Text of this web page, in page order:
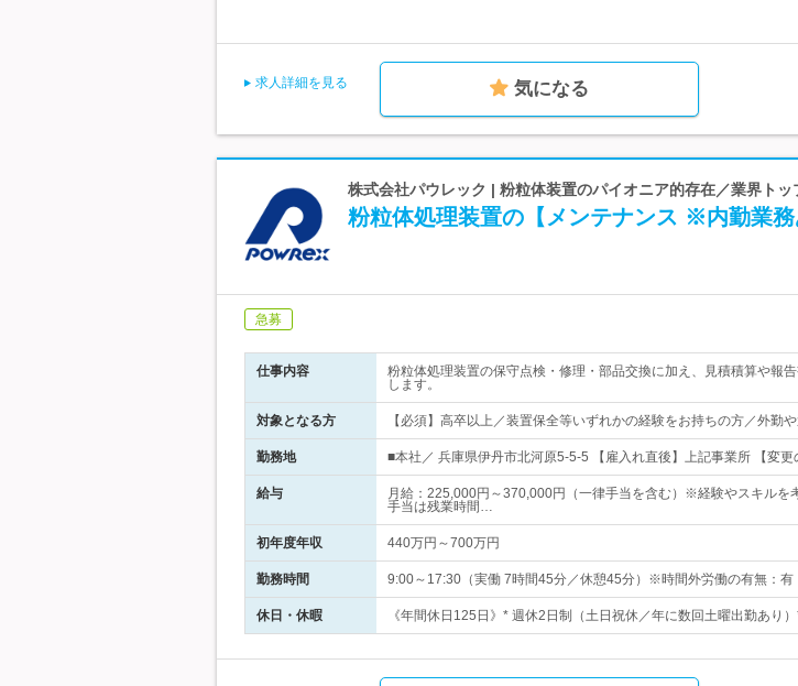
求人詳細を見る 気になる
株式会社パウレック | 粉粒体装置のパイオニア的存在／業界トッ
粉粒体処理装置の【メンテナンス ※内勤業
急募
仕事内容
粉粒体処理装置の保守点検・修理・部品交換に加え、見積積算や報
します。
対象となる方 【必須】高卒以上／装置保全等いずれかの経験をお持ちの方／外勤
勤務地 ■本社／ 兵庫県伊丹市北河原5-5-5 【雇入れ直後】上記事業所 【変
給与
月給：225,000円～370,000円（一律手当を含む）※経験やスキル
手当は残業時間…
初年度年収 440万円～700万円
勤務時間 9:00～17:30（実働 7時間45分／休憩45分）※時間外労働の有無：有
休日・休暇 《年間休日125日》* 週休2日制（土日祝休／年に数回土曜出勤あり